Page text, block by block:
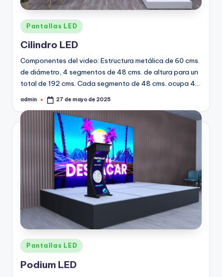
Pantallas LED
Cilindro LED
Componentes del video: Estructura metálica de 60 cms.
de diámetro, 4 segmentos de 48 cms. de altura para un
total de 192 cms. Cada segmento de 48 cms. ocupa 4…
admin 27 de mayo de 2025
Pantallas LED
Podium LED